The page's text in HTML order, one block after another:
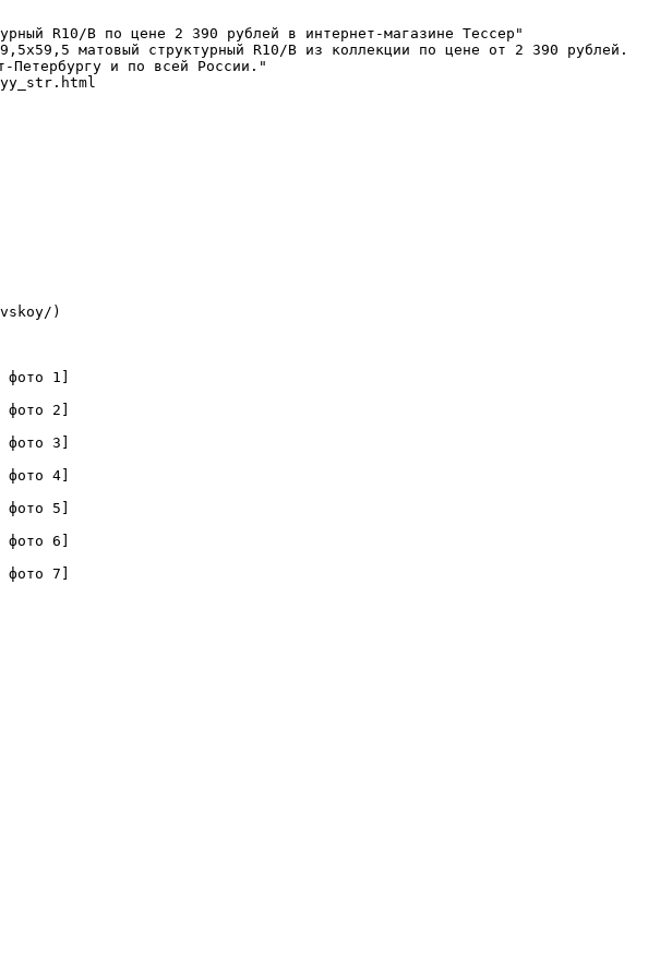
R10/B по цене 2 390 рублей в интернет-магазине Тессер"
матовый структурный R10/B из коллекции по цене от 2 390 рублей.
Петербургу и по всей России."
)
фото 1]
фото 2]
фото 3]
фото 4]
фото 5]
фото 6]
фото 7]